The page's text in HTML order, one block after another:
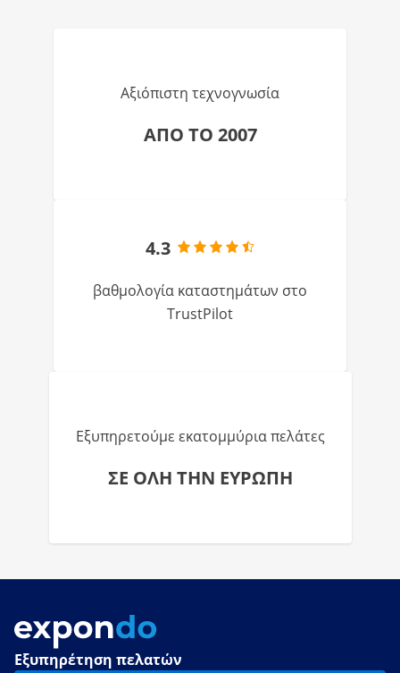
Αξιόπιστη τεχνογνωσία
ΑΠΟ ΤΟ 2007
4.3
βαθμολογία καταστημάτων στο
TrustPilot
Εξυπηρετούμε εκατομμύρια πελάτες
ΣΕ ΟΛΗ ΤΗΝ ΕΥΡΩΠΗ
Εξυπηρέτηση πελατών